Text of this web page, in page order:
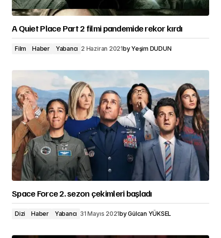
A Quiet Place Part 2 filmi pandemide rekor kırdı
Film Haber Yabancı 2 Haziran 2021byYeşim DUDUN
Space Force 2. sezon çekimleri başladı
Dizi Haber Yabancı 31 Mayıs 2021byGülcan YÜKSEL